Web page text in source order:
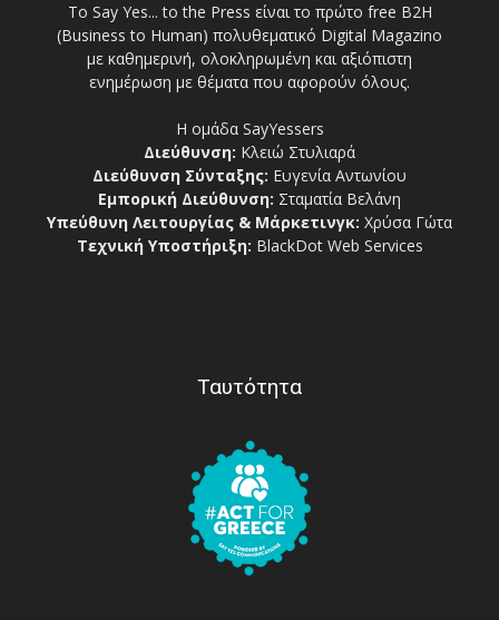
Το Say Yes... to the Press είναι το πρώτο free Β2Η
(Business to Human) πολυθεματικό Digital Magazino
με καθημερινή, ολοκληρωμένη και αξιόπιστη
ενημέρωση με θέματα που αφορούν όλους.
Η ομάδα SayYessers
Διεύθυνση: Κλειώ Στυλιαρά
Διεύθυνση Σύνταξης: Ευγενία Αντωνίου
Εμπορική Διεύθυνση: Σταματία Βελάνη
Υπεύθυνη Λειτουργίας & Μάρκετινγκ: Χρύσα Γώτα
Τεχνική Υποστήριξη: BlackDot Web Services
Ταυτότητα